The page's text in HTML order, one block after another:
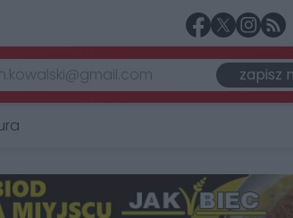
zapisz